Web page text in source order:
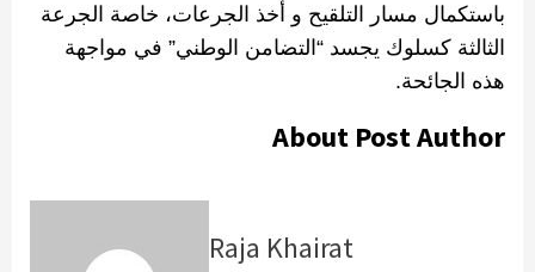
باستكمال مسار التلقيح و أخذ الجرعات، خاصة الجرعة
الثالثة كسلوك يجسد “التضامن الوطني” في مواجهة
هذه الجائحة.
About Post Author
Raja Khairat